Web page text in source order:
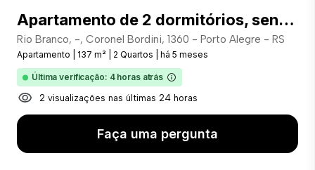
Apartamento de 2 dormitórios, sendo 1 suíte com closet, no bairro Rio Branco - Porto Alegre/RS - COD: 1411
Rio Branco, -, Coronel Bordini, 1360 - Porto Alegre - RS
Apartamento 137 m² 2 Quartos há 5 meses
Última verificação: 4 horas atrás
2 visualizações nas últimas 24 horas
Faça uma pergunta